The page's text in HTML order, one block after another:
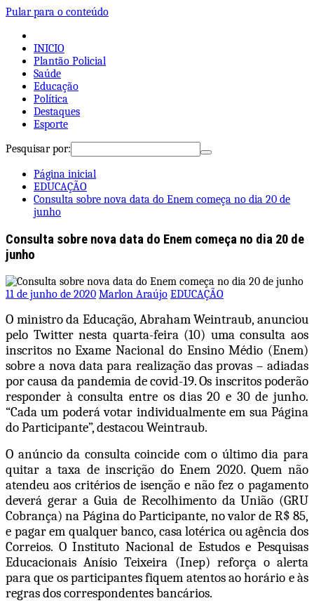
Pular para o conteúdo
INICIO
Plantão Policial
Saúde
Educação
Política
Destaques
Esporte
Pesquisar por:
Página inicial
EDUCAÇÃO
Consulta sobre nova data do Enem começa no dia 20 de
junho
Consulta sobre nova data do Enem começa no dia 20 de
junho
11 de junho de 2020 Marlon Araújo EDUCAÇÃO
O ministro da Educação, Abraham Weintraub, anunciou
pelo Twitter nesta quarta-feira (10) uma consulta aos
inscritos no Exame Nacional do Ensino Médio (Enem)
sobre a nova data para realização das provas – adiadas
por causa da pandemia de covid-19. Os inscritos poderão
responder à consulta entre os dias 20 e 30 de junho.
“Cada um poderá votar individualmente em sua Página
do Participante”, destacou Weintraub.
O anúncio da consulta coincide com o último dia para
quitar a taxa de inscrição do Enem 2020. Quem não
atendeu aos critérios de isenção e não fez o pagamento
deverá gerar a Guia de Recolhimento da União (GRU
Cobrança) na Página do Participante, no valor de R$ 85,
e pagar em qualquer banco, casa lotérica ou agência dos
Correios. O Instituto Nacional de Estudos e Pesquisas
Educacionais Anísio Teixeira (Inep) reforça o alerta
para que os participantes fiquem atentos ao horário e às
regras dos correspondentes bancários.